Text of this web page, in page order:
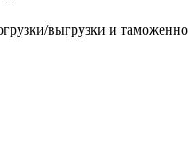
выгрузки и